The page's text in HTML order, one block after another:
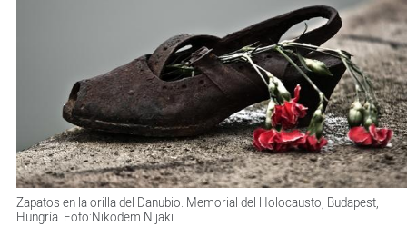
Zapatos en la orilla del Danubio. Memorial del Holocausto, Budapest,
Hungría. Foto:Nikodem Nijaki